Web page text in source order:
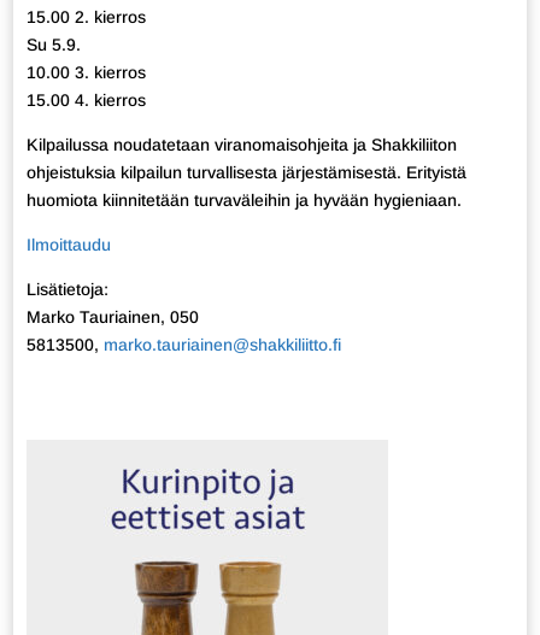
15.00 2. kierros
Su 5.9.
10.00 3. kierros
15.00 4. kierros
Kilpailussa noudatetaan viranomaisohjeita ja Shakkiliiton
ohjeistuksia kilpailun turvallisesta järjestämisestä. Erityistä
huomiota kiinnitetään turvaväleihin ja hyvään hygieniaan.
Ilmoittaudu
Lisätietoja:
Marko Tauriainen, 050
5813500, marko.tauriainen@shakkiliitto.fi